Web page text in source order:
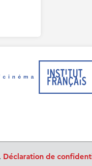
Déclaration de